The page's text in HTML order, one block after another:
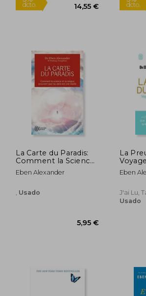
5%
La Carte du Paradis:
Comment la Science
et la Religion
Prouvent que L'au-
(en Francés)
Eben Alexander
Usado
La
Eben
J'ai Lu,
Usado